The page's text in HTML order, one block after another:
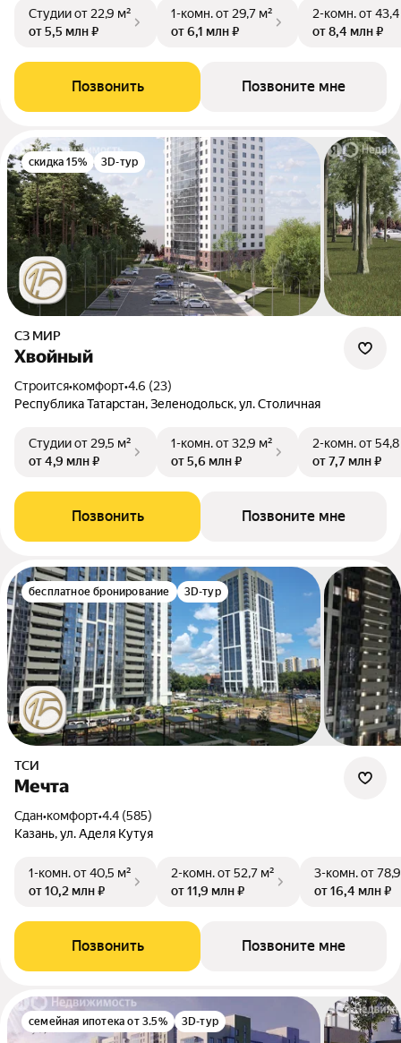
Студииот 22,9 м²
от 5,5 млн ₽
1-комн.от 29,7 м²
от 6,1 млн ₽
2-комн.от
от 8,4 млн ₽
Позвонить Позвоните мне
скидка 15% 3D-тур
СЗ МИР
Хвойный
Строится•комфорт•4.6 (23)
Республика Татарстан, Зеленодольск, ул. Столичная
Студииот 29,5 м²
от 4,9 млн ₽
1-комн.от 32,9 м²
от 5,6 млн ₽
2-комн.от
от 7,7 млн ₽
Позвонить Позвоните мне
бесплатное бронирование 3D-тур
ТСИ
Мечта
Сдан•комфорт•4.4 (585)
Казань, ул. Аделя Кутуя
1-комн.от 40,5 м²
от 10,2 млн ₽
2-комн.от 52,7 м²
от 11,9 млн ₽
3-комн.от
от 16,4 млн ₽
Позвонить Позвоните мне
семейная ипотека от 3.5% 3D-тур